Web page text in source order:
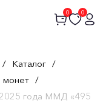
0 0
/ Каталог /
/
2025 года ММД «495